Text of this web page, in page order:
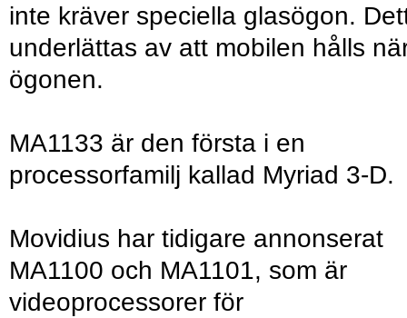
inte kräver speciella glasögon.
underlättas av att mobilen hålls
ögonen.
MA1133 är den första i en
processorfamilj kallad Myriad 3-D.
Movidius har tidigare annonserat
MA1100 och MA1101, som är
videoprocessorer för